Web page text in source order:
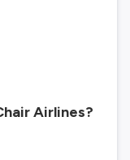
Airlines?